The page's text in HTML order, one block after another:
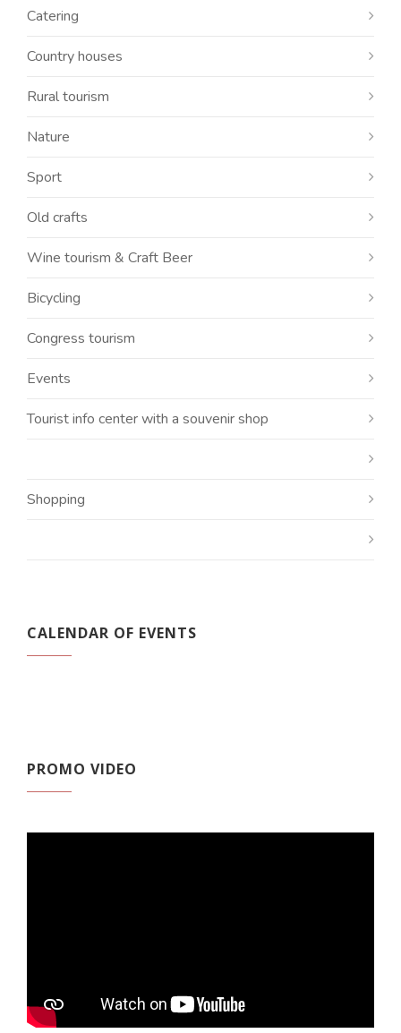
Catering
Country houses
Rural tourism
Nature
Sport
Old crafts
Wine tourism & Craft Beer
Bicycling
Congress tourism
Events
Tourist info center with a souvenir shop
Shopping
CALENDAR OF EVENTS
PROMO VIDEO